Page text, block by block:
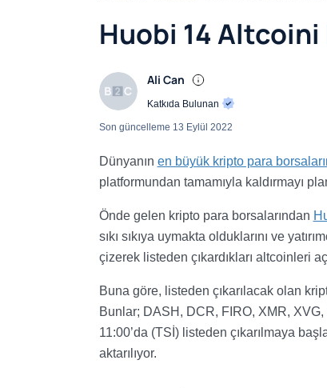
Huobi 14 Altcoini
Ali Can
Katkıda Bulunan
Son güncelleme 13 Eylül 2022
Dünyanın en büyük kripto para
platformundan tamamıyla kaldırmayı
Önde gelen kripto para borsalarından
sıkı sıkıya uymakta olduklarını ve
çizerek listeden çıkardıkları altcoinleri
Buna göre, listeden çıkarılacak olan
Bunlar; DASH, DCR, FIRO, XMR,
11:00’da (TSİ) listeden çıkarılmaya
aktarılıyor.